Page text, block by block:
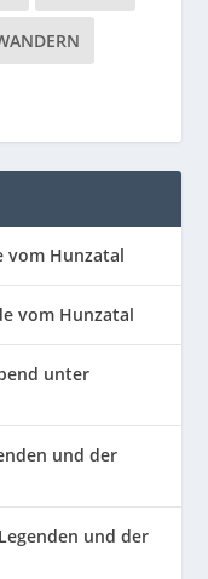
vom Hunzatal
vom Hunzatal
unter
und der
und der